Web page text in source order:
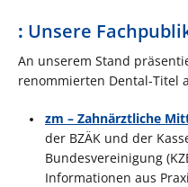
: Unsere
An unserem Stand
renommierten Dental-Titel
zm – Zahnärztliche
der BZÄK und der
Bundesvereinigung
Informationen aus